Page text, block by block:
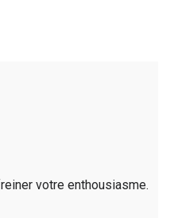
votre enthousiasme.